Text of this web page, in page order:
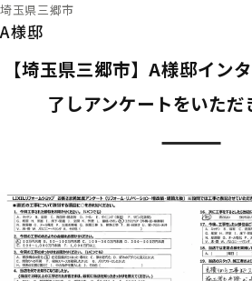
埼玉県三郷市
A様邸
【埼玉県三郷市】A様邸イン
了しアンケートをいただ